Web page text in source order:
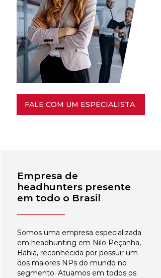
FALE COM UM ESPECIALISTA
Empresa de
headhunters presente
em todo o Brasil
Somos uma empresa especializada
em headhunting em Nilo Peçanha,
Bahia, reconhecida por possuir um
dos maiores NPs do mundo no
segmento. Atuamos em todos os